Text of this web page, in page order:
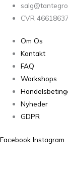
CVR 46618637
Om Os
Kontakt
FAQ
Workshops
Nyheder
GDPR
Facebook Instagram